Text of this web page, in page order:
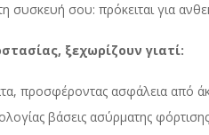
συσκευή σου: πρόκειται για
ξεχωρίζουν γιατί:
προσφέροντας ασφάλεια από
βάσεις ασύρματης